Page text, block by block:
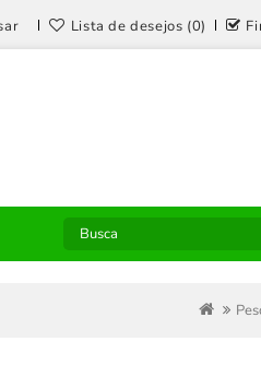
Lista de desejos (0)